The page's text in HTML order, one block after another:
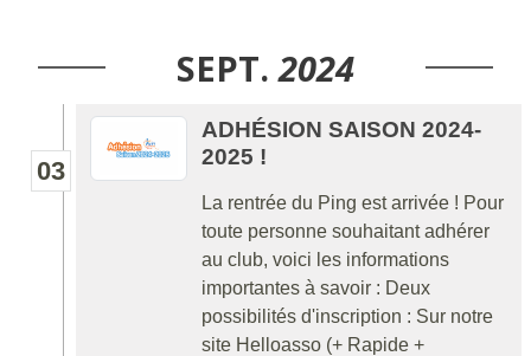
SEPT. 2024
03
ADHÉSION SAISON 2024-
2025 !
La rentrée du Ping est arrivée ! Pour
toute personne souhaitant adhérer
au club, voici les informations
importantes à savoir : Deux
possibilités d'inscription : Sur notre
site Helloasso (+ Rapide +